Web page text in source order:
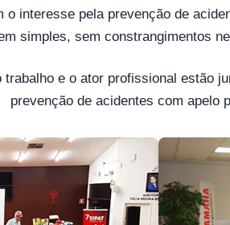
o interesse pela prevenção de
simples, sem constrangimentos
e o ator profissional estão
prevenção de acidentes com apelo